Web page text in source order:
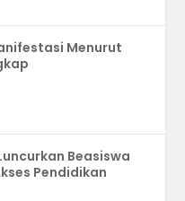
Menurut
Beasiswa
Pendidikan